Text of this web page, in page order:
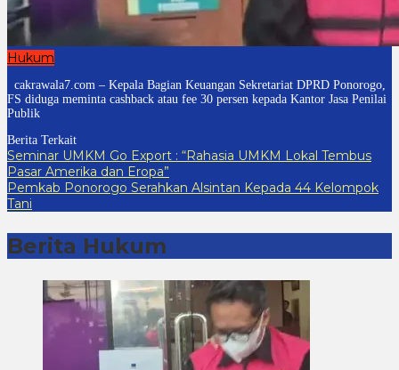
Hukum
cakrawala7.com – Kepala Bagian Keuangan Sekretariat DPRD Ponorogo,
FS diduga meminta cashback atau fee 30 persen kepada Kantor Jasa Penilai
Publik
Berita Terkait
Seminar UMKM Go Export : “Rahasia UMKM Lokal Tembus
Pasar Amerika dan Eropa”
Pemkab Ponorogo Serahkan Alsintan Kepada 44 Kelompok
Tani
Berita Hukum